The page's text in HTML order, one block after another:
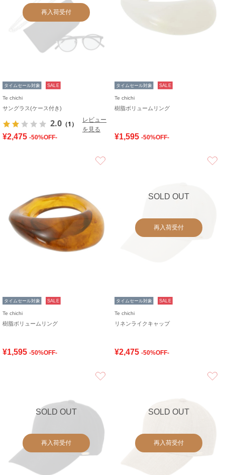
再入荷受付
タイムセール対象 SALE
Te chichi
サングラス(ケース付き)
2.0 （1）
レビュー
を見る
¥2,475 -50%OFF-
タイムセール対象 SALE
Te chichi
樹脂ボリュームリング
¥1,595 -50%OFF-
タイムセール対象 SALE
Te chichi
樹脂ボリュームリング
¥1,595 -50%OFF-
SOLD OUT
再入荷受付
タイムセール対象 SALE
Te chichi
リネンライクキャップ
¥2,475 -50%OFF-
SOLD OUT
再入荷受付
SOLD OUT
再入荷受付